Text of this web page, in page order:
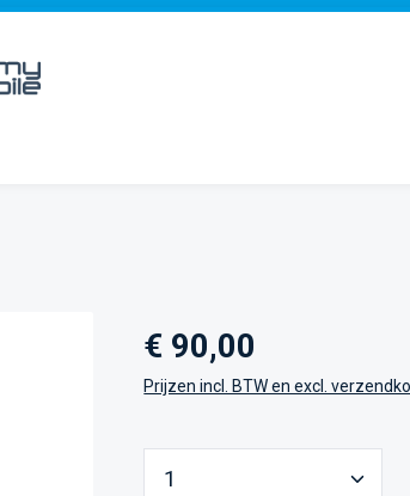
Normale prijs:
€ 90,00
Prijzen incl. BTW en excl.